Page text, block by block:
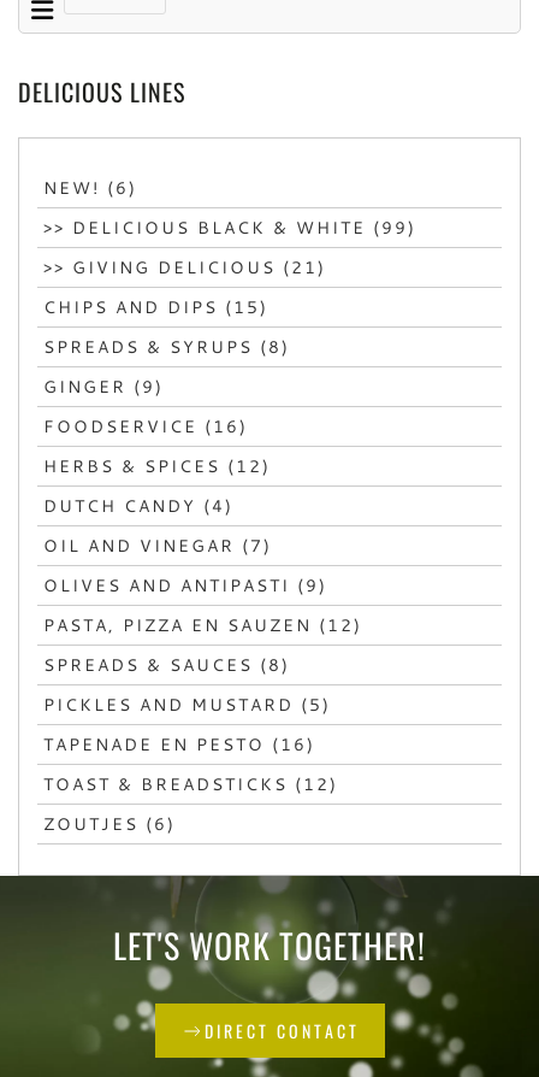
DELICIOUS LINES
NEW! (6)
>> DELICIOUS BLACK & WHITE (99)
>> GIVING DELICIOUS (21)
CHIPS AND DIPS (15)
SPREADS & SYRUPS (8)
GINGER (9)
FOODSERVICE (16)
HERBS & SPICES (12)
DUTCH CANDY (4)
OIL AND VINEGAR (7)
OLIVES AND ANTIPASTI (9)
PASTA, PIZZA EN SAUZEN (12)
SPREADS & SAUCES (8)
PICKLES AND MUSTARD (5)
TAPENADE EN PESTO (16)
TOAST & BREADSTICKS (12)
ZOUTJES (6)
LET'S WORK TOGETHER!
DIRECT CONTACT